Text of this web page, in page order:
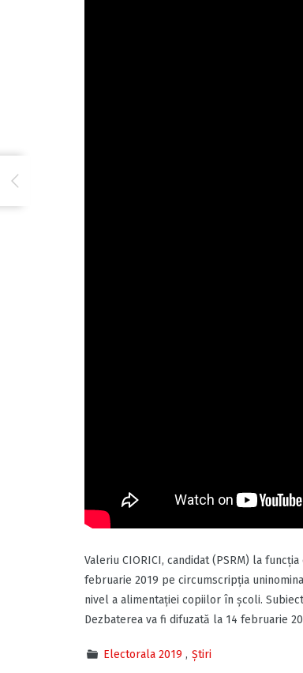
Valeriu CIORICI, candidat (PSRM) la
februarie 2019 pe circumscripția
nivel a alimentației copiilor în școli.
Dezbaterea va fi difuzată la 14 februarie
Electorala 2019 Știri